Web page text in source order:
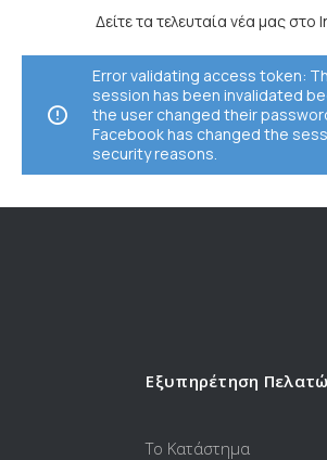
Δείτε τα τελευταία νέα μας στο
Error validating access token:
session has been invalidated
the user changed their
Facebook has changed the
security reasons.
Εξυπηρέτηση
Το Κατάστημα